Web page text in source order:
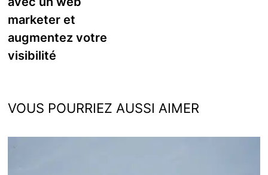
marketer et
augmentez votre
visibilité
VOUS POURRIEZ AUSSI AIMER